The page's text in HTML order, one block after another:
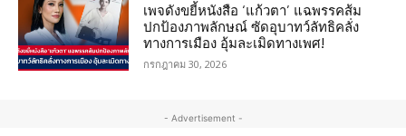
เพจดังขยี้หนังสือ ‘แก้วตา’ แฉพรรคส้ม
ปกป้องภาพลักษณ์ ซัดอุบาทว์ลัทธิคลั่ง
ทางการเมือง อุ้มละเมิดทางเพศ!
กรกฎาคม 30, 2026
- Advertisement -